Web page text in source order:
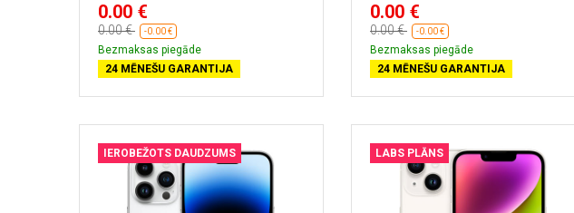
0.00 €
0.00 € -0.00 €
Bezmaksas piegāde
24 MĒNEŠU GARANTIJA
0.00 €
0.00 € -0.00 €
Bezmaksas piegāde
24 MĒNEŠU GARANTIJA
IEROBEŽOTS DAUDZUMS LABS PLĀNS